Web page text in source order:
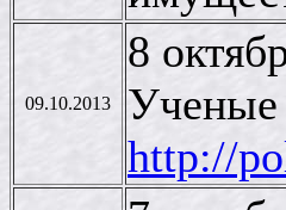
09.10.2013
8
Ученые
http://